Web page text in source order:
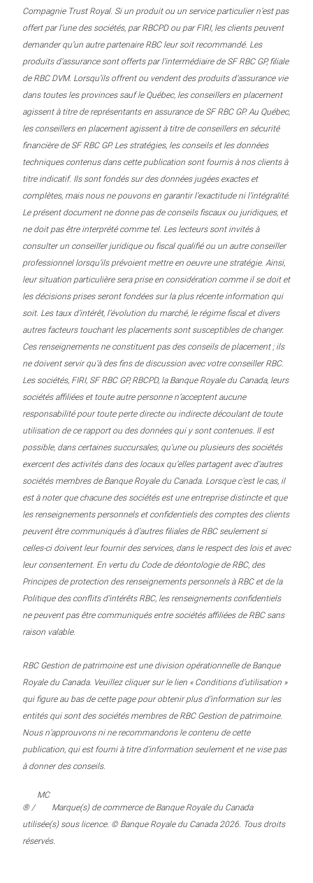
Compagnie Trust Royal. Si un produit ou un service particulier n’est pas
offert par l’une des sociétés, par RBCPD ou par FIRI, les clients peuvent
demander qu’un autre partenaire RBC leur soit recommandé. Les
produits d’assurance sont offerts par l’intermédiaire de SF RBC GP, filiale
de RBC DVM. Lorsqu’ils offrent ou vendent des produits d’assurance vie
dans toutes les provinces sauf le Québec, les conseillers en placement
agissent à titre de représentants en assurance de SF RBC GP. Au Québec,
les conseillers en placement agissent à titre de conseillers en sécurité
financière de SF RBC GP. Les stratégies, les conseils et les données
techniques contenus dans cette publication sont fournis à nos clients à
titre indicatif. Ils sont fondés sur des données jugées exactes et
complètes, mais nous ne pouvons en garantir l’exactitude ni l’intégralité.
Le présent document ne donne pas de conseils fiscaux ou juridiques, et
ne doit pas être interprété comme tel. Les lecteurs sont invités à
consulter un conseiller juridique ou fiscal qualifié ou un autre conseiller
professionnel lorsqu’ils prévoient mettre en oeuvre une stratégie. Ainsi,
leur situation particulière sera prise en considération comme il se doit et
les décisions prises seront fondées sur la plus récente information qui
soit. Les taux d’intérêt, l’évolution du marché, le régime fiscal et divers
autres facteurs touchant les placements sont susceptibles de changer.
Ces renseignements ne constituent pas des conseils de placement ; ils
ne doivent servir qu’à des fins de discussion avec votre conseiller RBC.
Les sociétés, FIRI, SF RBC GP, RBCPD, la Banque Royale du Canada, leurs
sociétés affiliées et toute autre personne n’acceptent aucune
responsabilité pour toute perte directe ou indirecte découlant de toute
utilisation de ce rapport ou des données qui y sont contenues. Il est
possible, dans certaines succursales, qu’une ou plusieurs des sociétés
exercent des activités dans des locaux qu’elles partagent avec d’autres
sociétés membres de Banque Royale du Canada. Lorsque c’est le cas, il
est à noter que chacune des sociétés est une entreprise distincte et que
les renseignements personnels et confidentiels des comptes des clients
peuvent être communiqués à d’autres filiales de RBC seulement si
celles-ci doivent leur fournir des services, dans le respect des lois et avec
leur consentement. En vertu du Code de déontologie de RBC, des
Principes de protection des renseignements personnels à RBC et de la
Politique des conflits d’intérêts RBC, les renseignements confidentiels
ne peuvent pas être communiqués entre sociétés affiliées de RBC sans
raison valable.
RBC Gestion de patrimoine est une division opérationnelle de Banque
Royale du Canada. Veuillez cliquer sur le lien « Conditions d’utilisation »
qui figure au bas de cette page pour obtenir plus d’information sur les
entités qui sont des sociétés membres de RBC Gestion de patrimoine.
Nous n’approuvons ni ne recommandons le contenu de cette
publication, qui est fourni à titre d’information seulement et ne vise pas
à donner des conseils.
® /
MC
Marque(s) de commerce de Banque Royale du Canada
utilisée(s) sous licence. © Banque Royale du Canada 2026. Tous droits
réservés.